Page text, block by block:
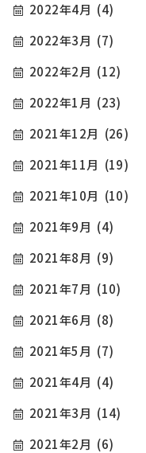
2022年4月 (4)
2022年3月 (7)
2022年2月 (12)
2022年1月 (23)
2021年12月 (26)
2021年11月 (19)
2021年10月 (10)
2021年9月 (4)
2021年8月 (9)
2021年7月 (10)
2021年6月 (8)
2021年5月 (7)
2021年4月 (4)
2021年3月 (14)
2021年2月 (6)